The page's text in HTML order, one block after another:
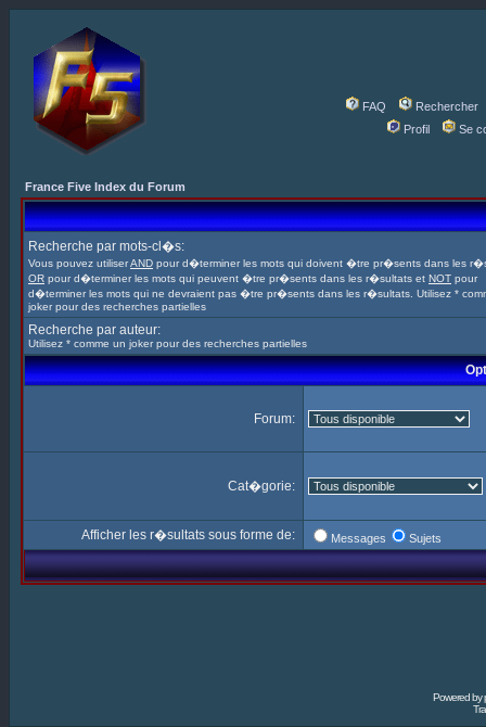
FAQ
Rechercher
Profil
Se
France Five Index du Forum
Recherche par mots-cl�s:
Vous pouvez utiliserAND pour d�terminer les mots qui doivent �tre pr�sents dans les
OR pour d�terminer les mots qui peuvent �tre pr�sents dans les r�sultats et NOT pour
d�terminer les mots qui ne devraient pas �tre pr�sents dans les r�sultats. Utilisez *
joker pour des recherches partielles
Recherche par auteur:
Utilisez * comme un joker pour des recherches partielles
Forum:
Cat�gorie:
Afficher les r�sultats sous forme de: Messages Sujets
Powered by